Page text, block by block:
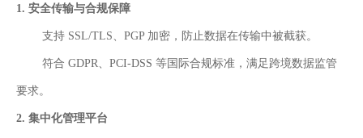
1. 安全传输与合规保障
支持 SSL/TLS、PGP 加密，防止数据在传输中被截获。
符合 GDPR、PCI-DSS 等国际合规标准，满足跨境数据监管
要求。
2. 集中化管理平台